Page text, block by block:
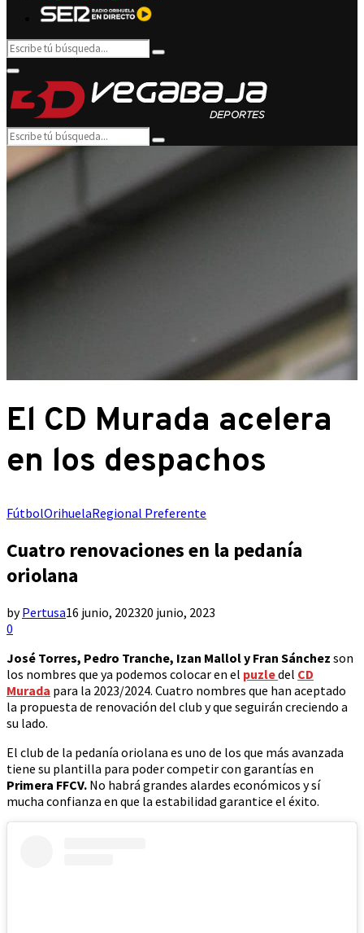
Search
for:
Search
Primary
Menu
Search
for:
Search
El CD Murada acelera
en los despachos
FútbolOrihuelaRegional Preferente
Cuatro renovaciones en la pedanía
oriolana
byPertusa16 junio, 202320 junio, 2023
0
José Torres, Pedro Tranche, Izan Mallol y Fran Sánchez son
los nombres que ya podemos colocar en el puzledel CD
Murada para la 2023/2024. Cuatro nombres que han aceptado
la propuesta de renovación del club y que seguirán creciendo a
su lado.
El club de la pedanía oriolana es uno de los que más avanzada
tiene su plantilla para poder competir con garantías en
Primera FFCV. No habrá grandes alardes económicos y sí
mucha confianza en que la estabilidad garantice el éxito.